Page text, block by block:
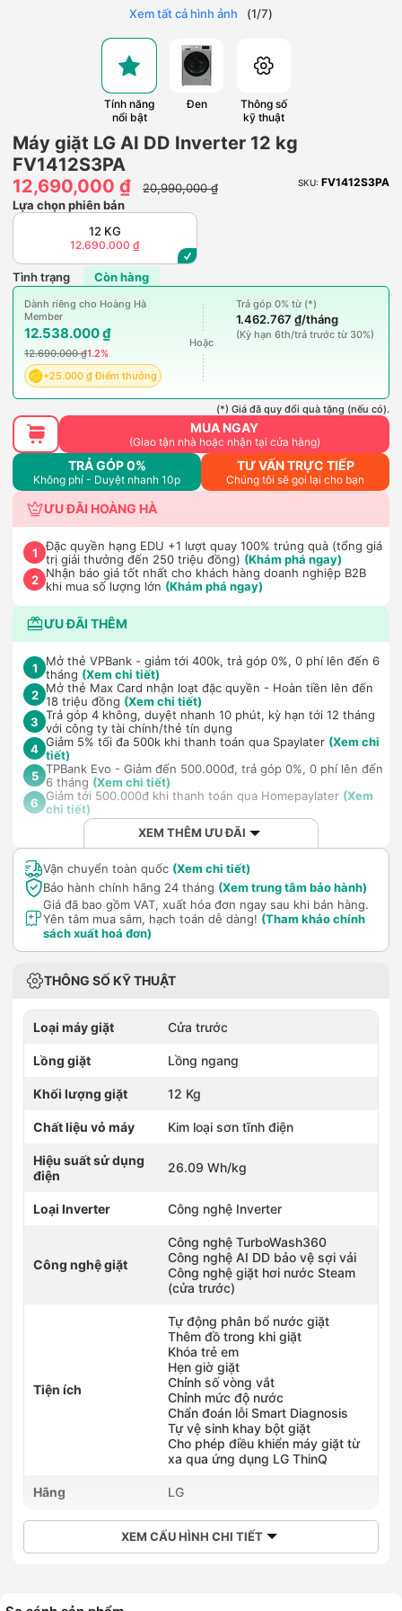
Xem tất cả hình ảnh (1/7)
Tính năng
nổi bật
Đen
Thông số
kỹ thuật
Máy giặt LG AI DD Inverter 12 kg
FV1412S3PA
12,690,000 ₫
20,990,000 ₫ SKU: FV1412S3PA
Lựa chọn phiên bản
12 KG
12.690.000 ₫
Tình trạng Còn hàng
Dành riêng cho Hoàng Hà
Member
12.538.000 ₫
12.690.000 ₫1.2%
+25.000 ₫ Điểm thưởng
Hoặc
Trả góp 0% từ (*)
1.462.767 ₫/tháng
(Kỳ hạn 6th/trả trước từ 30%)
(*) Giá đã quy đổi quà tặng (nếu có).
MUA NGAY
(Giao tận nhà hoặc nhận tại cửa hàng)
TRẢ GÓP 0%
Không phí - Duyệt nhanh 10p
TƯ VẤN TRỰC TIẾP
Chúng tôi sẽ gọi lại cho bạn
ƯU ĐÃI HOÀNG HÀ
1
Đặc quyền hạng EDU +1 lượt quay 100% trúng quà (tổng giá
trị giải thưởng đến 250 triệu đồng) (Khám phá ngay)
2 Nhận báo giá tốt nhất cho khách hàng doanh nghiệp B2B
khi mua số lượng lớn (Khám phá ngay)
ƯU ĐÃI THÊM
1
Mở thẻ VPBank - giảm tới 400k, trả góp 0%, 0 phí lên đến 6
tháng (Xem chi tiết)
2 Mở thẻ Max Card nhận loạt đặc quyền - Hoàn tiền lên đến
18 triệu đồng (Xem chi tiết)
3 Trả góp 4 không, duyệt nhanh 10 phút, kỳ hạn tới 12 tháng
với công ty tài chính/thẻ tín dụng
4 Giảm 5% tối đa 500k khi thanh toán qua Spaylater (Xem chi
tiết)
5 TPBank Evo - Giảm đến 500.000đ, trả góp 0%, 0 phí lên đến
6 tháng (Xem chi tiết)
6
Giảm tới 500.000đ khi thanh toán qua Homepaylater (Xem
chi tiết)
XEM THÊM ƯU ĐÃI
Vận chuyển toàn quốc (Xem chi tiết)
Bảo hành chính hãng 24 tháng (Xem trung tâm bảo hành)
Giá đã bao gồm VAT, xuất hóa đơn ngay sau khi bán hàng.
Yên tâm mua sắm, hạch toán dễ dàng! (Tham khảo chính
sách xuất hoá đơn)
THÔNG SỐ KỸ THUẬT
Loại máy giặt Cửa trước
Lồng giặt Lồng ngang
Khối lượng giặt 12 Kg
Chất liệu vỏ máy Kim loại sơn tĩnh điện
Hiệu suất sử dụng
điện
26.09 Wh/kg
Loại Inverter Công nghệ Inverter
Công nghệ giặt
Công nghệ TurboWash360
Công nghệ AI DD bảo vệ sợi vải
Công nghệ giặt hơi nước Steam
(cửa trước)
Tiện ích
Tự động phân bổ nước giặt
Thêm đồ trong khi giặt
Khóa trẻ em
Hẹn giờ giặt
Chỉnh số vòng vắt
Chỉnh mức độ nước
Chẩn đoán lỗi Smart Diagnosis
Tự vệ sinh khay bột giặt
Cho phép điều khiển máy giặt từ
xa qua ứng dụng LG ThinQ
Hãng LG
XEM CẤU HÌNH CHI TIẾT